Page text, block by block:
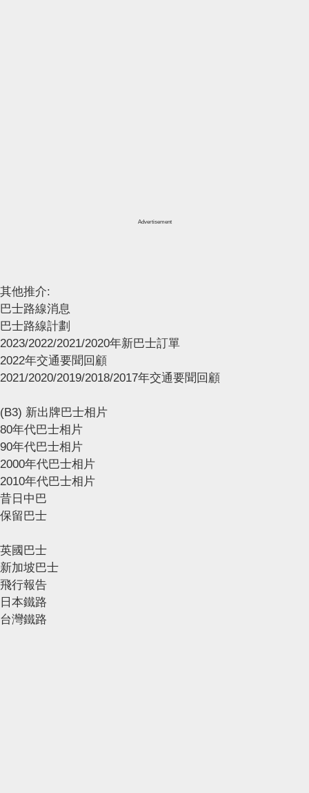
Advertisement
其他推介:
巴士路線消息
巴士路線計劃
2023/2022/2021/2020年新巴士訂單
2022年交通要聞回顧
2021/2020/2019/2018/2017年交通要聞回顧
(B3) 新出牌巴士相片
80年代巴士相片
90年代巴士相片
2000年代巴士相片
2010年代巴士相片
昔日中巴
保留巴士
英國巴士
新加坡巴士
飛行報告
日本鐵路
台灣鐵路